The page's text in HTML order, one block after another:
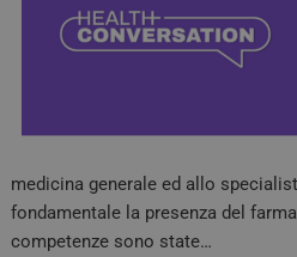
medicina generale ed allo
fondamentale la presenza del
competenze sono state…